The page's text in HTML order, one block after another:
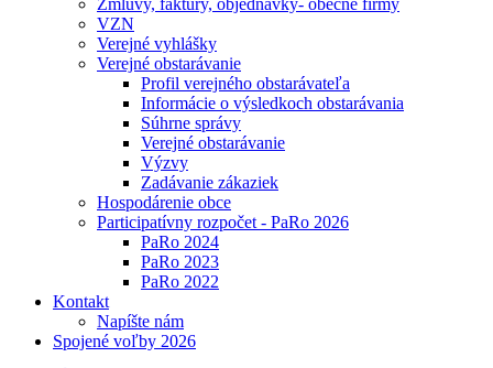
Zmluvy, faktúry, objednávky- obecné firmy
VZN
Verejné vyhlášky
Verejné obstarávanie
Profil verejného obstarávateľa
Informácie o výsledkoch obstarávania
Súhrne správy
Verejné obstarávanie
Výzvy
Zadávanie zákaziek
Hospodárenie obce
Participatívny rozpočet - PaRo 2026
PaRo 2024
PaRo 2023
PaRo 2022
Kontakt
Napíšte nám
Spojené voľby 2026